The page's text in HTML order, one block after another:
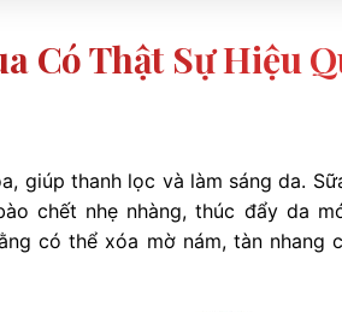
Có Thật Sự Hiệu
giúp thanh lọc và làm sáng da.
chết nhẹ nhàng, thúc đẩy da
có thể xóa mờ nám, tàn nhang